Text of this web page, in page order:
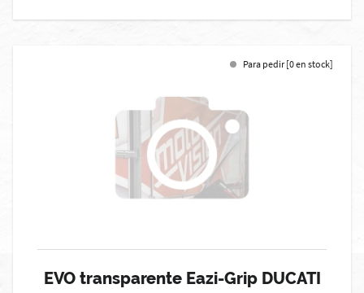
Para pedir [0 en stock]
EVO transparente Eazi-Grip DUCATI